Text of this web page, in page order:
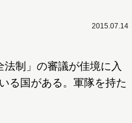
2015.07.14
法制」の審議が佳境に入
る国がある。軍隊を持た